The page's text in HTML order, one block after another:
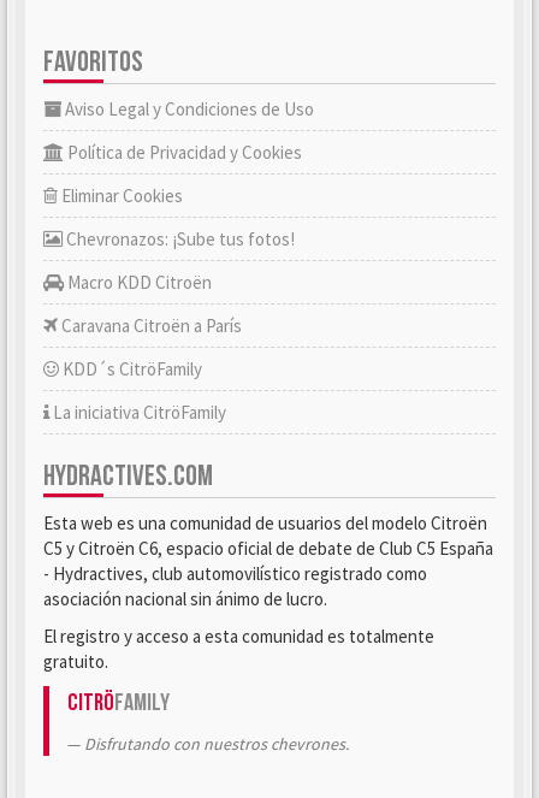
FAVORITOS
Aviso Legal y Condiciones de Uso
Política de Privacidad y Cookies
Eliminar Cookies
Chevronazos: ¡Sube tus fotos!
Macro KDD Citroën
Caravana Citroën a París
KDD´s CitröFamily
La iniciativa CitröFamily
HYDRACTIVES.COM
Esta web es una comunidad de usuarios del modelo Citroën
C5 y Citroën C6, espacio oficial de debate de Club C5 España
- Hydractives, club automovilístico registrado como
asociación nacional sin ánimo de lucro.
El registro y acceso a esta comunidad es totalmente
gratuito.
CitröFamily
Disfrutando con nuestros chevrones.